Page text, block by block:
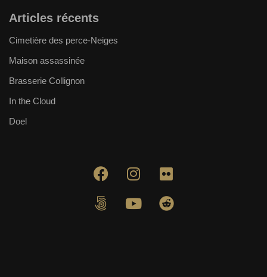
Articles récents
Cimetière des perce-Neiges
Maison assassinée
Brasserie Collignon
In the Cloud
Doel